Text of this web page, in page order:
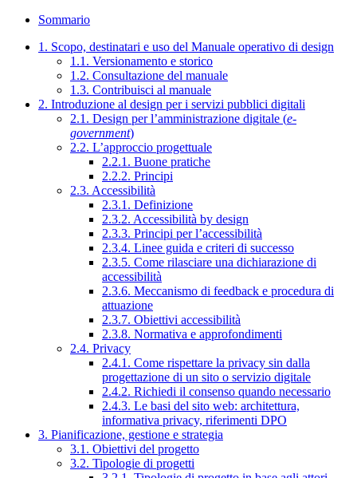
Sommario
1. Scopo, destinatari e uso del Manuale operativo di design
1.1. Versionamento e storico
1.2. Consultazione del manuale
1.3. Contribuisci al manuale
2. Introduzione al design per i servizi pubblici digitali
2.1. Design per l’amministrazione digitale (e-
government)
2.2. L’approccio progettuale
2.2.1. Buone pratiche
2.2.2. Principi
2.3. Accessibilità
2.3.1. Definizione
2.3.2. Accessibilità by design
2.3.3. Principi per l’accessibilità
2.3.4. Linee guida e criteri di successo
2.3.5. Come rilasciare una dichiarazione di
accessibilità
2.3.6. Meccanismo di feedback e procedura di
attuazione
2.3.7. Obiettivi accessibilità
2.3.8. Normativa e approfondimenti
2.4. Privacy
2.4.1. Come rispettare la privacy sin dalla
progettazione di un sito o servizio digitale
2.4.2. Richiedi il consenso quando necessario
2.4.3. Le basi del sito web: architettura,
informativa privacy, riferimenti DPO
3. Pianificazione, gestione e strategia
3.1. Obiettivi del progetto
3.2. Tipologie di progetti